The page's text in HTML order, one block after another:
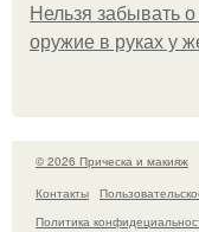
Нельзя забывать
оружие в руках у
© 2026 Прическа и макияж
Контакты
Политика